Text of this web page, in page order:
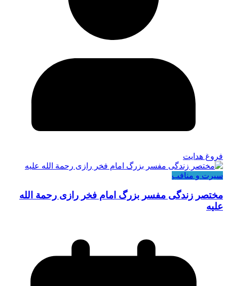
فروغ هدایت
سیرت و منافب
مختصر زندگی مفسر بزرگ امام فخر رازی رحمة الله
علیه